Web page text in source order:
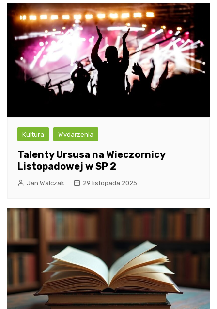
Kultura Wydarzenia
Talenty Ursusa na Wieczornicy
Listopadowej w SP 2
Jan Walczak 29 listopada 2025